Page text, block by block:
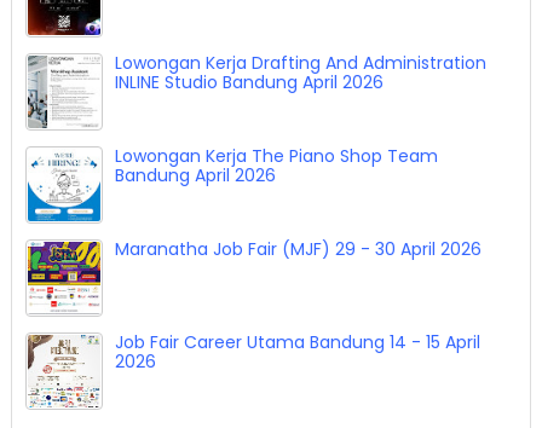
Lowongan Kerja Drafting And Administration
INLINE Studio Bandung April 2026
Lowongan Kerja The Piano Shop Team
Bandung April 2026
Maranatha Job Fair (MJF) 29 - 30 April 2026
Job Fair Career Utama Bandung 14 - 15 April
2026